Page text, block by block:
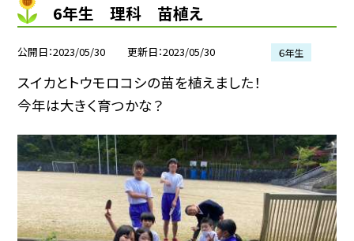
6年生 理科 苗植え
公開日 2023/05/30 更新日 2023/05/30 ６年生
スイカとトウモロコシの苗を植えました！
今年は大きく育つかな？